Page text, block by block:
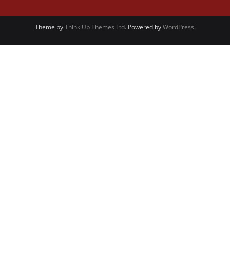
Theme byThink Up Themes Ltd. Powered byWordPress.